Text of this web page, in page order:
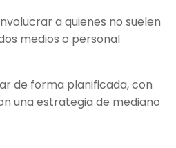
a quienes no suelen
medios o personal
de forma planificada, con
una estrategia de mediano